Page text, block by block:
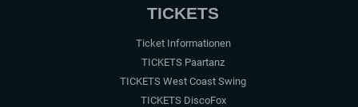
TICKETS
Ticket Informationen
TICKETS Paartanz
TICKETS West Coast Swing
TICKETS DiscoFox